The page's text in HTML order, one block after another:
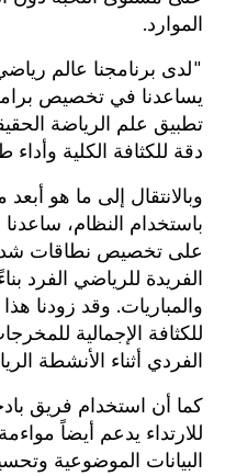
الموارد.
يساعدنا في تخصيص
تطبيق علم الرياضة
دقة للكثافة الكلية وأداء
وبالانتقال إلى ما هو
على تخصيص نطاقات
الفريدة للرياضي الفرد
والمباريات. وقد زودنا
للكثافة الإجمالية
الفردي أثناء الأنشطة
للارتداء يدعم أيضاً
البيانات الموضوعية